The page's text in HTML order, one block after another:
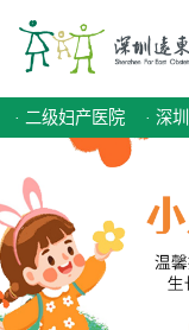
· 二级妇产医院 · 深